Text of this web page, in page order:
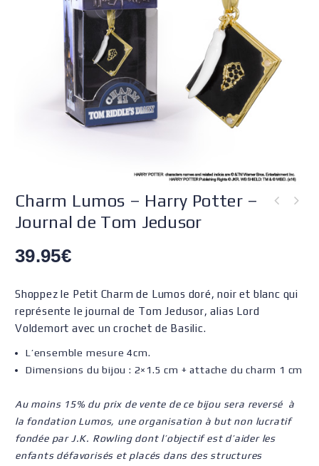
Charm Lumos – Harry Potter –
Journal de Tom Jedusor
39.95€
Shoppez le Petit Charm de Lumos doré, noir et blanc qui
représente le journal de Tom Jedusor, alias Lord
Voldemort avec un crochet de Basilic.
L’ensemble mesure 4cm.
Dimensions du bijou : 2×1.5 cm + attache du charm 1 cm
Au moins 15% du prix de vente de ce bijou sera reversé à
la fondation Lumos, une organisation à but non lucratif
fondée par J.K. Rowling dont l’objectif est d’aider les
enfants défavorisés et placés dans des structures